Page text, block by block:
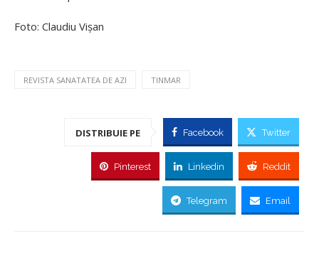
Foto: Claudiu Vișan
REVISTA SANATATEA DE AZI TINMAR
DISTRIBUIE PE Facebook Twitter
Pinterest Linkedin Reddit
Telegram Email